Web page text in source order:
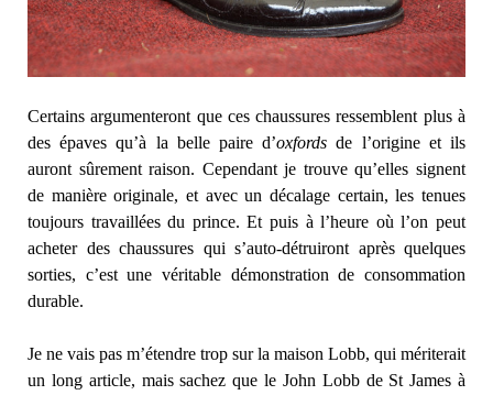
Certains argumenteront que ces chaussures ressemblent plus à
des épaves qu’à la belle paire d’oxfords de l’origine et ils
auront sûrement raison. Cependant je trouve qu’elles signent
de manière originale, et avec un décalage certain, les tenues
toujours travaillées du prince. Et puis à l’heure où l’on peut
acheter des chaussures qui s’auto-détruiront après quelques
sorties, c’est une véritable démonstration de consommation
durable.
Je ne vais pas m’étendre trop sur la maison Lobb, qui mériterait
un long article, mais sachez que le John Lobb de St James à